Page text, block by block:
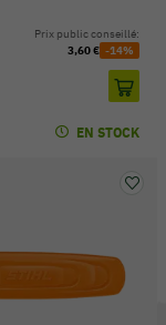
Prix public conseillé:
3,60 € -14%
EN STOCK